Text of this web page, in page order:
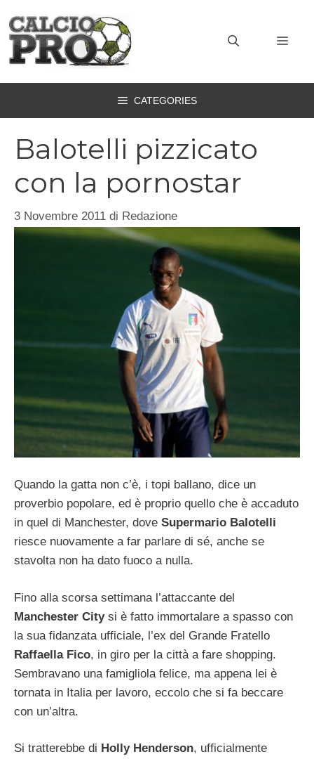
contenuto
CATEGORIES
Balotelli pizzicato
con la pornostar
3 Novembre 2011 di Redazione
Quando la gatta non c’è, i topi ballano, dice un
proverbio popolare, ed è proprio quello che è accaduto
in quel di Manchester, dove Supermario Balotelli
riesce nuovamente a far parlare di sé, anche se
stavolta non ha dato fuoco a nulla.
Fino alla scorsa settimana l’attaccante del
Manchester Citysi è fatto immortalare a spasso con
la sua fidanzata ufficiale, l’ex del Grande Fratello
Raffaella Fico, in giro per la città a fare shopping.
Sembravano una famigliola felice, ma appena lei è
tornata in Italia per lavoro, eccolo che si fa beccare
con un’altra.
Si tratterebbe di Holly Henderson, ufficialmente